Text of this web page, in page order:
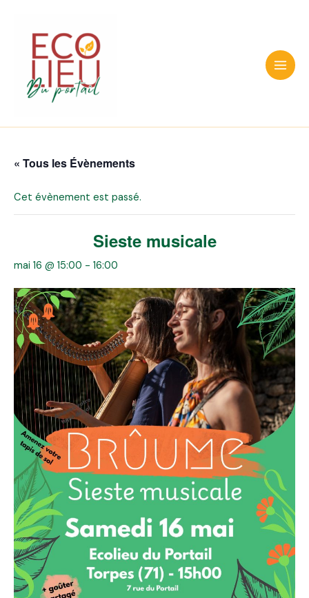
contenu
Main
« Tous les Évènements
Cet évènement est passé.
Sieste musicale
mai 16 @ 15:00 - 16:00